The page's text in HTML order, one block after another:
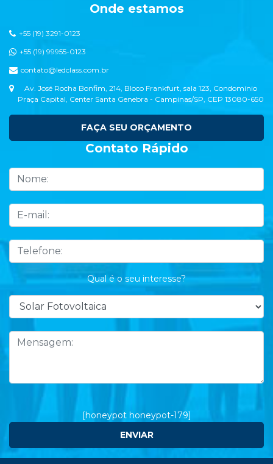
Onde estamos
+55 (19) 3291-0123
+55 (19) 99955-0123
contato@ledclass.com.br
Av. José Rocha Bonfim, 214, Bloco Frankfurt, sala 123, Condomínio
Praça Capital, Center Santa Genebra - Campinas/SP, CEP 13080-650
FAÇA SEU ORÇAMENTO
Contato Rápido
Qual é o seu interesse?
[honeypot honeypot-179]